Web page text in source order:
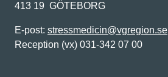
413 19 GÖTEBORG
E-post: stressmedicin@vgregion.se
Reception (vx) 031-342 07 00